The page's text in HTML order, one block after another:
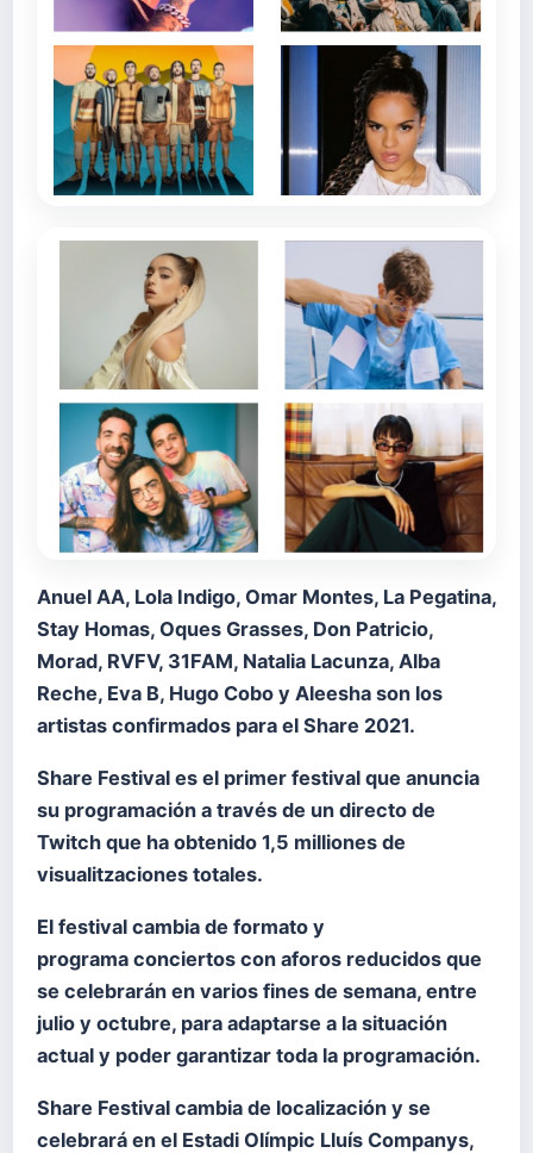
Anuel AA, Lola Indigo, Omar Montes, La Pegatina,
Stay Homas, Oques Grasses, Don Patricio,
Morad, RVFV, 31FAM, Natalia Lacunza, Alba
Reche, Eva B, Hugo Cobo y Aleesha son los
artistas confirmados para el Share 2021.
Share Festival es el primer festival que anuncia
su programación a través de un directo de
Twitch que ha obtenido 1,5 milliones de
visualitzaciones totales.
El festival cambia de formato y
programa conciertos con aforos reducidos que
se celebrarán en varios fines de semana, entre
julio y octubre, para adaptarse a la situación
actual y poder garantizar toda la programación.
Share Festival cambia de localización y se
celebrará en el Estadi Olímpic Lluís Companys,